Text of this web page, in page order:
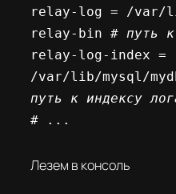
relay-log = /var/
relay-bin # путь
relay-log-index =
/var/lib/mysql/
путь к индексу
# ...
Лезем в консоль